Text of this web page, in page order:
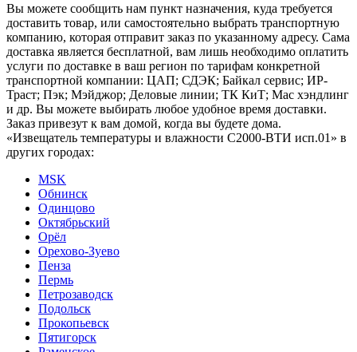
Вы можете сообщить нам пункт назначения, куда требуется
доставить товар, или самостоятельно выбрать транспортную
компанию, которая отправит заказ по указанному адресу. Сама
доставка является бесплатной, вам лишь необходимо оплатить
услуги по доставке в ваш регион по тарифам конкретной
транспортной компании: ЦАП; СДЭК; Байкал сервис; ИР-
Траст; Пэк; Мэйджор; Деловые линии; ТК КиТ; Мас хэндлинг
и др. Вы можете выбирать любое удобное время доставки.
Заказ привезут к вам домой, когда вы будете дома.
«Извещатель температуры и влажности С2000-ВТИ исп.01» в
других городах:
MSK
Обнинск
Одинцово
Октябрьский
Орёл
Орехово-Зуево
Пенза
Пермь
Петрозаводск
Подольск
Прокопьевск
Пятигорск